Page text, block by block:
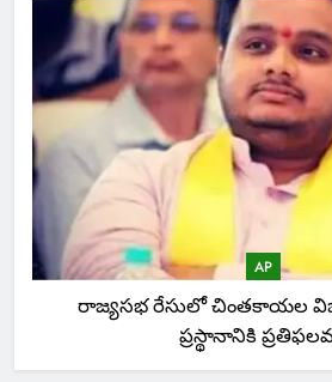
AP
రాజ్యసభ రేసులో చింతకాయల
ప్రస్థానానికి